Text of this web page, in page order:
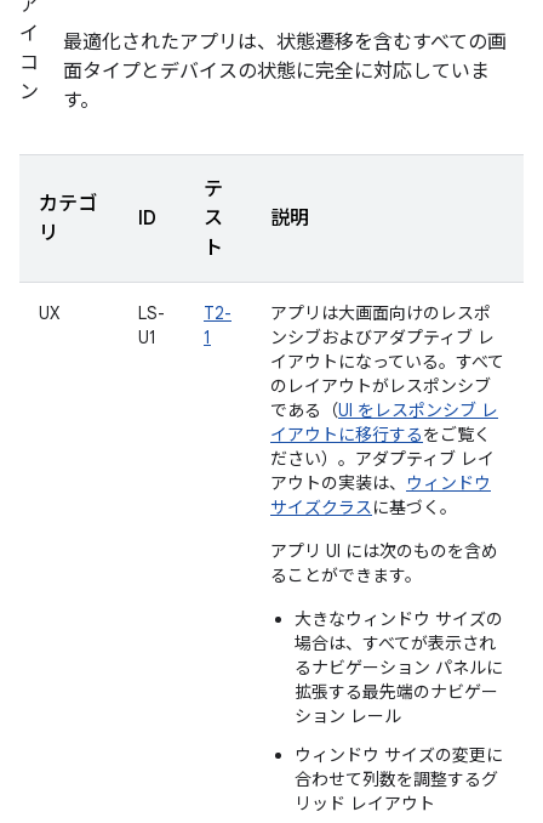
最適化されたアプリは、状態遷移を含むすべての画
面タイプとデバイスの状態に完全に対応していま
す。
カテゴ
リ
ID
テ
ス
ト
説明
UX
LS-
U1
T2-
1
アプリは大画面向けのレスポ
ンシブおよびアダプティブ レ
イアウトになっている。すべて
のレイアウトがレスポンシブ
である（UI をレスポンシブ レ
イアウトに移行するをご覧く
ださい）。アダプティブ レイ
アウトの実装は、
ウィンドウ
サイズクラスに基づく。
アプリ UI には次のものを含め
ることができます。
大きなウィンドウ サイズの
場合は、すべてが表示され
るナビゲーション パネルに
拡張する最先端のナビゲー
ション レール
ウィンドウ サイズの変更に
合わせて列数を調整するグ
リッド レイアウト